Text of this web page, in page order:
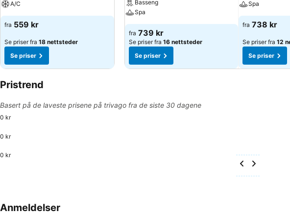
A/C
fra 559 kr
Se priser fra 18 nettsteder
Se priser
Basseng
Spa
fra 739 kr
Se priser fra 16 nettsteder
Se priser
Spa
fra 738 kr
Se priser fra 12
Se priser
Pristrend
Basert på de laveste prisene på trivago fra de siste 30 dagene
0 kr
0 kr
0 kr
Anmeldelser